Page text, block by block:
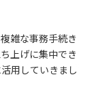
雑な事務手続き
上げに集中でき
用していきまし